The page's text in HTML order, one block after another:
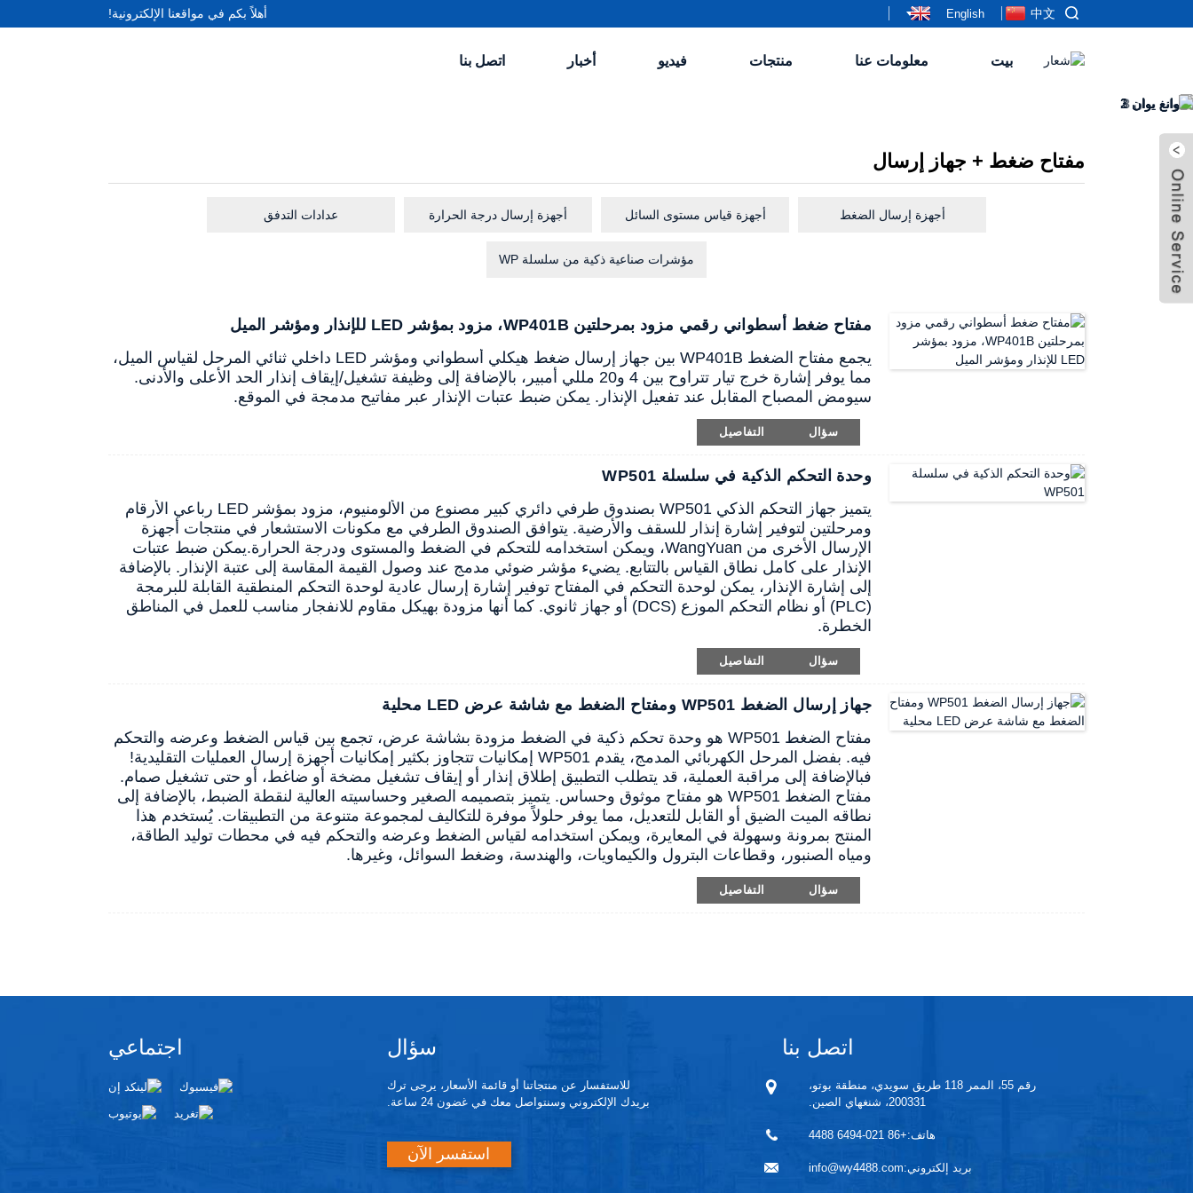
أهلاً بكم في مواقعنا الإلكترونية! 中文
English
بيت معلومات عنا منتجات فيديو أخبار اتصل بنا
مفتاح ضغط + جهاز إرسال
أجهزة إرسال الضغط أجهزة قياس مستوى السائل أجهزة إرسال درجة الحرارة عدادات التدفق
مؤشرات صناعية ذكية من سلسلة WP
مفتاح ضغط أسطواني رقمي مزود بمرحلتين WP401B، مزود بمؤشر LED للإنذار ومؤشر الميل
يجمع مفتاح الضغط WP401B بين جهاز إرسال ضغط هيكلي أسطواني ومؤشر LED داخلي ثنائي المرحل لقياس الميل،
مما يوفر إشارة خرج تيار تتراوح بين 4 و20 مللي أمبير، بالإضافة إلى وظيفة تشغيل/إيقاف إنذار الحد الأعلى والأدنى.
سيومض المصباح المقابل عند تفعيل الإنذار. يمكن ضبط عتبات الإنذار عبر مفاتيح مدمجة في الموقع.
سؤال التفاصيل
وحدة التحكم الذكية في سلسلة WP501
يتميز جهاز التحكم الذكي WP501 بصندوق طرفي دائري كبير مصنوع من الألومنيوم، مزود بمؤشر LED رباعي الأرقام
ومرحلتين لتوفير إشارة إنذار للسقف والأرضية. يتوافق الصندوق الطرفي مع مكونات الاستشعار في منتجات أجهزة
الإرسال الأخرى من WangYuan، ويمكن استخدامه للتحكم في الضغط والمستوى ودرجة الحرارة.
يمكن ضبط عتبات
الإنذار على كامل نطاق القياس بالتتابع. يضيء مؤشر ضوئي مدمج عند وصول القيمة المقاسة إلى عتبة الإنذار. بالإضافة
إلى إشارة الإنذار، يمكن لوحدة التحكم في المفتاح توفير إشارة إرسال عادية لوحدة التحكم المنطقية القابلة للبرمجة
(PLC) أو نظام التحكم الموزع (DCS) أو جهاز ثانوي. كما أنها مزودة بهيكل مقاوم للانفجار مناسب للعمل في المناطق
الخطرة.
سؤال التفاصيل
جهاز إرسال الضغط WP501 ومفتاح الضغط مع شاشة عرض LED محلية
مفتاح الضغط WP501 هو وحدة تحكم ذكية في الضغط مزودة بشاشة عرض، تجمع بين قياس الضغط وعرضه والتحكم
فيه. بفضل المرحل الكهربائي المدمج، يقدم WP501 إمكانيات تتجاوز بكثير إمكانيات أجهزة إرسال العمليات التقليدية!
فبالإضافة إلى مراقبة العملية، قد يتطلب التطبيق إطلاق إنذار أو إيقاف تشغيل مضخة أو ضاغط، أو حتى تشغيل صمام.
مفتاح الضغط WP501 هو مفتاح موثوق وحساس. يتميز بتصميمه الصغير وحساسيته العالية لنقطة الضبط، بالإضافة إلى
نطاقه الميت الضيق أو القابل للتعديل، مما يوفر حلولاً موفرة للتكاليف لمجموعة متنوعة من التطبيقات. يُستخدم هذا
المنتج بمرونة وسهولة في المعايرة، ويمكن استخدامه لقياس الضغط وعرضه والتحكم فيه في محطات توليد الطاقة،
ومياه الصنبور، وقطاعات البترول والكيماويات، والهندسة، وضغط السوائل، وغيرها.
سؤال التفاصيل
اتصل بنا
رقم 55، الممر 118 طريق سويدي، منطقة بوتو،
200331، شنغهاي الصين.
هاتف:+86 021-6494 4488
بريد إلكتروني:info@wy4488.com
سؤال
للاستفسار عن منتجاتنا أو قائمة الأسعار، يرجى ترك
بريدك الإلكتروني وسنتواصل معك في غضون 24 ساعة.
استفسر الآن
اجتماعي
إرسال بريد
إلكتروني
سكايب